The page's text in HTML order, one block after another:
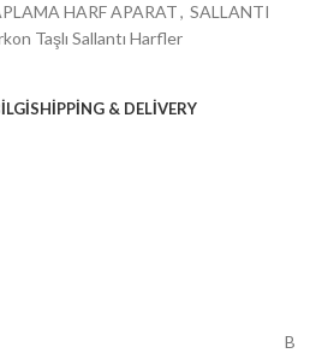
HARF APARAT, SALLANTI
Taşlı Sallantı Harfler
SHIPPING & DELIVERY
B